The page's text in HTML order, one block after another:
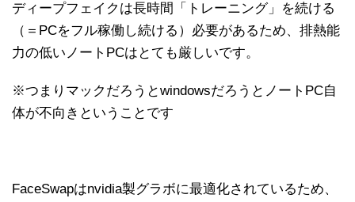
ディープフェイクは長時間「トレーニング」を続ける
（＝PCをフル稼働し続ける）必要があるため、排熱能
力の低いノートPCはとても厳しいです。
※つまりマックだろうとwindowsだろうとノートPC自
体が不向きということです
FaceSwapはnvidia製グラボに最適化されているため、